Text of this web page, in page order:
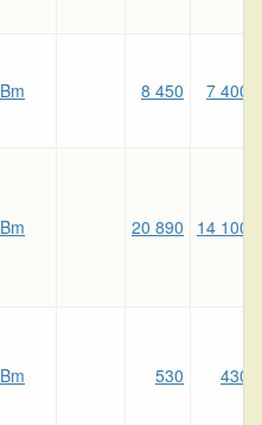
Bm 8 450 7 400
Bm 20 890 14 100
Bm 530 430